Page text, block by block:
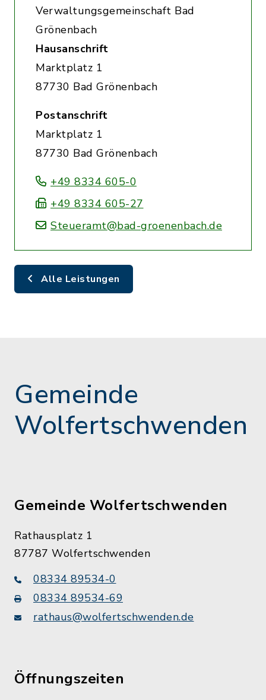
Verwaltungsgemeinschaft Bad
Grönenbach
Hausanschrift
Marktplatz 1
87730 Bad Grönenbach
Postanschrift
Marktplatz 1
87730 Bad Grönenbach
+49 8334 605-0
+49 8334 605-27
Steueramt@bad-groenenbach.de
Alle Leistungen
Gemeinde
Wolfertschwenden
Gemeinde Wolfertschwenden
Rathausplatz 1
87787 Wolfertschwenden
08334 89534-0
08334 89534-69
rathaus@wolfertschwenden.de
Öffnungszeiten